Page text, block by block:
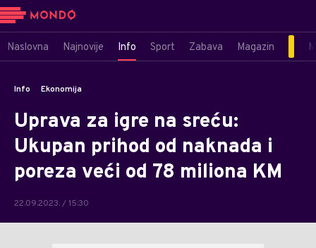
Naslovna Najnovije Info Sport Zabava Magazin
Info Ekonomija
Uprava za igre na sreću:
Ukupan prihod od naknada i
poreza veći od 78 miliona KM
22.09.2023. / 15:30